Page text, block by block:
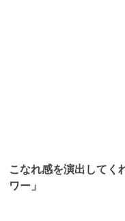
こなれ感を演出してく
ワー」